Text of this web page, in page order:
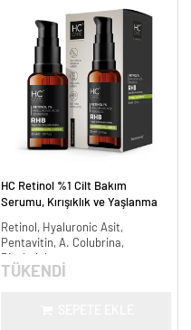
HC Retinol %1 Cilt Bakım
Serumu, Kırışıklık ve Yaşlanma
Retinol, Hyaluronic Asit,
Pentavitin, A. Colubrina,
Bisabolol
TÜKENDİ